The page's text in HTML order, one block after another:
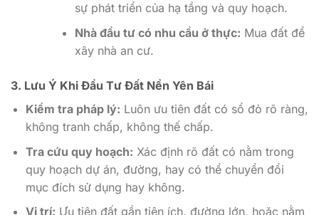
sự phát triển của hạ tầng và quy hoạch.
Nhà đầu tư có nhu cầu ở thực: Mua đất để
xây nhà an cư.
3. Lưu Ý Khi Đầu Tư Đất Nền Yên Bái
Kiểm tra pháp lý: Luôn ưu tiên đất có sổ đỏ rõ ràng,
không tranh chấp, không thế chấp.
Tra cứu quy hoạch: Xác định rõ đất có nằm trong
quy hoạch dự án, đường, hay có thể chuyển đổi
mục đích sử dụng hay không.
Vị trí: Ưu tiên đất gần tiện ích, đường lớn, hoặc nằm